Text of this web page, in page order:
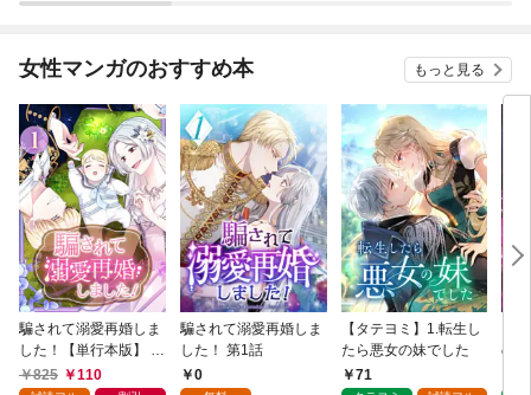
『ざまぁ！』します！
女性マンガのおすすめ本 もっと見る
騙されて溺愛再婚しま
した！【単行本版】 1
巻825 110
騙されて溺愛再婚しま
した！ 第1話
0
【タテヨミ】1.転生し
たら悪女の妹でした
71
の